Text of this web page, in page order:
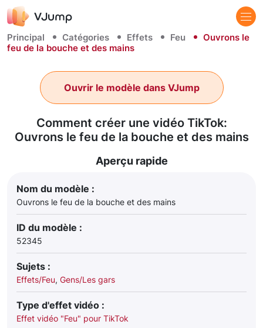
Principal Catégories Effets Feu
Ouvrons le
feu de la bouche et des mains
Comment créer une vidéo TikTok:
Ouvrons le feu de la bouche et des mains
Ouvrir le modèle dans VJump
Aperçu rapide
Nom du modèle :
Ouvrons le feu de la bouche et des mains
ID du modèle :
52345
Sujets :
Effets/Feu, Gens/Les gars
Type d'effet vidéo :
Effet vidéo "Feu" pour TikTok